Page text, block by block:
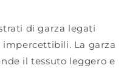
di garza legati
La garza
il tessuto leggero e